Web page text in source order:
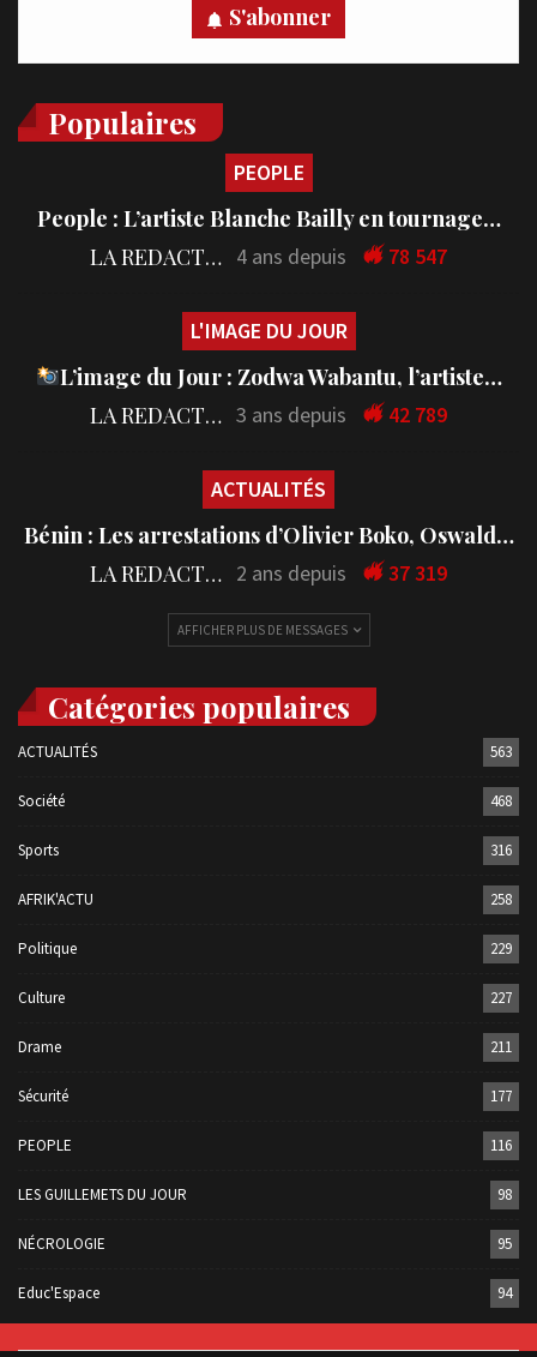
S'abonner
Populaires
PEOPLE
People : L’artiste Blanche Bailly en tournage…
LA REDACTION 4 ans depuis 78 547
L'IMAGE DU JOUR
L’image du Jour : Zodwa Wabantu, l’artiste…
LA REDACTION 3 ans depuis 42 789
ACTUALITÉS
Bénin : Les arrestations d’Olivier Boko, Oswald…
LA REDACTION 2 ans depuis 37 319
AFFICHER PLUS DE MESSAGES
Catégories populaires
ACTUALITÉS 563
Société 468
Sports 316
AFRIK'ACTU 258
Politique 229
Culture 227
Drame 211
Sécurité 177
PEOPLE 116
LES GUILLEMETS DU JOUR 98
NÉCROLOGIE 95
Educ'Espace 94